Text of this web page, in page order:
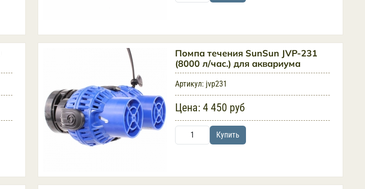
Помпа течения SunSun JVP-231
(8000 л/час.) для аквариума
Артикул: jvp231
Цена: 4 450 руб
Купить